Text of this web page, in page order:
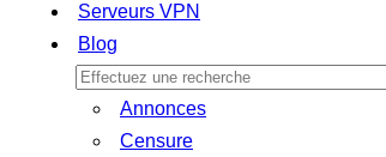
Serveurs VPN
Blog
Annonces
Censure